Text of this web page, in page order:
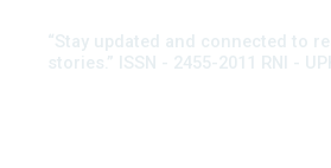
“Stay updated and connected to
stories.” ISSN - 2455-2011 RNI -